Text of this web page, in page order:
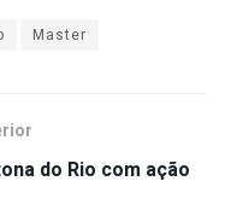
Master
do Rio com ação